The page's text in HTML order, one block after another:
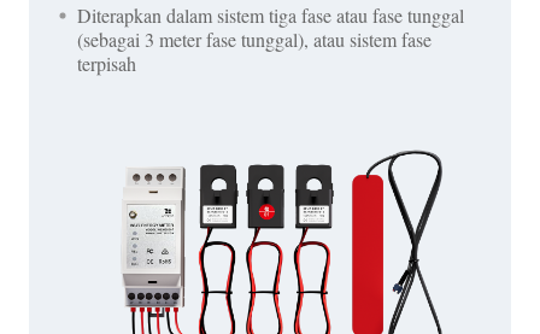
Diterapkan dalam sistem tiga fase atau fase tunggal
(sebagai 3 meter fase tunggal), atau sistem fase
terpisah